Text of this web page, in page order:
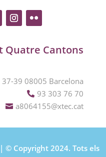
Quatre Cantons
37-39 08005 Barcelona
 93 303 76 70
 a8064155@xtec.cat
| © Copyright 2024. Tots els